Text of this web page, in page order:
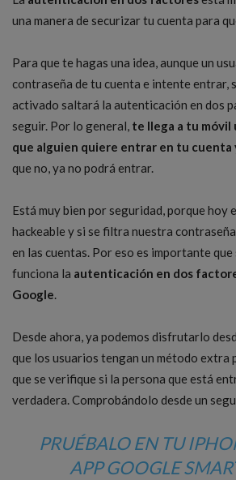
una manera de securizar tu cuenta para
Para que te hagas una idea, aunque un
contraseña de tu cuenta e intente entrar,
activado saltará la autenticación en dos
seguir. Por lo general, te llega a tu móvil
que alguien quiere entrar en tu cuenta
que no, ya no podrá entrar.
Está muy bien por seguridad, porque hoy
hackeable y si se filtra nuestra
en las cuentas. Por eso es importante que
funciona la autenticación en dos
Google.
Desde ahora, ya podemos disfrutarlo
que los usuarios tengan un método extra
que se verifique si la persona que está
verdadera. Comprobándolo desde un
PRUÉBALO EN TU
APP GOOGLE